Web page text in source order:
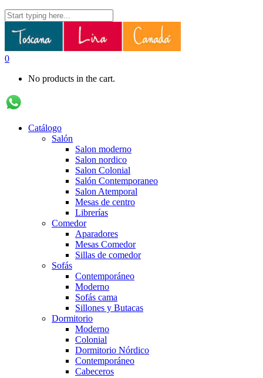
0
No products in the cart.
Catálogo
Salón
Salon moderno
Salon nordico
Salon Colonial
Salón Contemporaneo
Salon Atemporal
Mesas de centro
Librerías
Comedor
Aparadores
Mesas Comedor
Sillas de comedor
Sofás
Contemporáneo
Moderno
Sofás cama
Sillones y Butacas
Dormitorio
Moderno
Colonial
Dormitorio Nórdico
Contemporáneo
Cabeceros